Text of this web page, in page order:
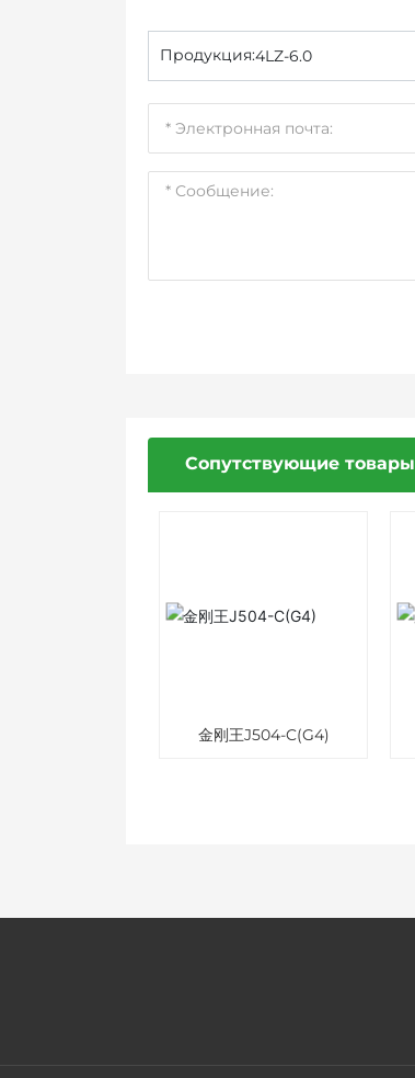
Продукция:4LZ-6.0
Сопутствующие товары
金刚王J504-C(G4)